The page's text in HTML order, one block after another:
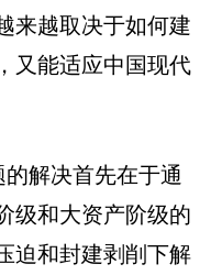
来越取决于如何建
又能适应中国现代
解决首先在于通
级和大资产阶级的
迫和封建剥削下解